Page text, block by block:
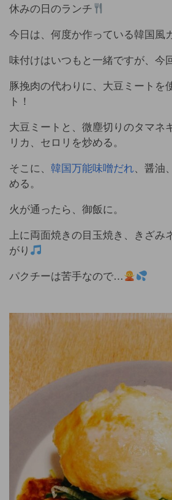
休みの日のランチ
今日は、何度か作っている韓国風
味付けはいつもと一緒ですが、今
豚挽肉の代わりに、大豆ミートを
ト！
大豆ミートと、微塵切りのタマネ
リカ、セロリを炒める。
そこに、 韓国万能味噌だれ、醤油
める。
火が通ったら、御飯に。
上に両面焼きの目玉焼き、きざみ
がり
パクチーは苦手なので…